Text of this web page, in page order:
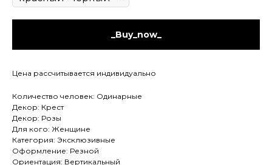
_Buy_now_
Цена рассчитывается индивидуально
Количество человек: Одинарные
Декор: Крест
Декор: Розы
Для кого: Женщине
Категория: Эксклюзивные
Оформление: Резной
Ориентация: Вертикальный